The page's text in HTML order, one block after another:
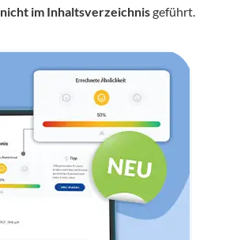
nicht im Inhaltsverzeichnisgeführt.